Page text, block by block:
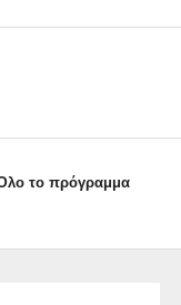
το πρόγραμμα